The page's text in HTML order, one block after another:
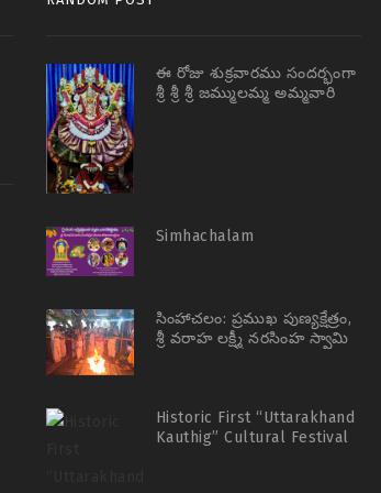
ఈ రోజు శుక్రవారము సందర్భంగా
శ్రీ శ్రీ శ్రీ జమ్ములమ్మ అమ్మవారి
Simhachalam
​సింహాచలం: ప్రముఖ పుణ్యక్షేత్రం,
శ్రీ వరాహ లక్ష్మీ నరసింహ స్వామి
Historic First “Uttarakhand
Kauthig” Cultural Festival